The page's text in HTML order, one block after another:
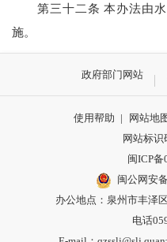
第三十二条 本办法由水
施。
政府部门网站
使用帮助 | 网站地
网站标识
闽ICP备
闽公网安
办公地点：泉州市丰泽
电话